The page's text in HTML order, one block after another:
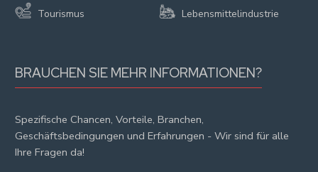
Tourismus Lebensmittelindustrie
BRAUCHEN SIE MEHR INFORMATIONEN?
Spezifische Chancen, Vorteile, Branchen,
Geschäftsbedingungen und Erfahrungen - Wir sind für alle
Ihre Fragen da!